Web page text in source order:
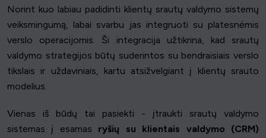
Norint kuo labiau padidinti klientų srautų valdymo sistemų
veiksmingumą, labai svarbu jas integruoti su platesnėmis
verslo operacijomis. Ši integracija užtikrina, kad srautų
valdymo strategijos būtų suderintos su bendraisiais verslo
tikslais ir uždaviniais, kartu atsižvelgiant į klientų srauto
modelius.
Vienas iš būdų tai pasiekti - įtraukti srautų valdymo
sistemas į esamas ryšių su klientais valdymo (CRM)